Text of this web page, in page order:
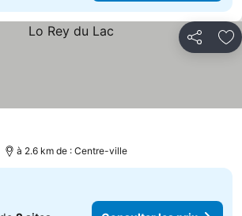
Partager
à 2.6 km de : Centre-ville